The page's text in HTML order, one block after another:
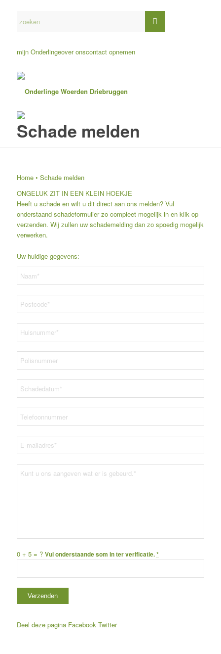
mijn Onderlingeover onscontact opnemen
Schade melden
Home• Schade melden
ONGELUK ZIT IN EEN KLEIN HOEKJE
Heeft u schade en wilt u dit direct aan ons melden? Vul
onderstaand schadeformulier zo compleet mogelijk in en klik op
verzenden. Wij zullen uw schademelding dan zo spoedig mogelijk
verwerken.
Uw huidige gegevens:
0 + 5 = ? Vul onderstaande som in ter verificatie.*
Deel deze pagina Facebook Twitter